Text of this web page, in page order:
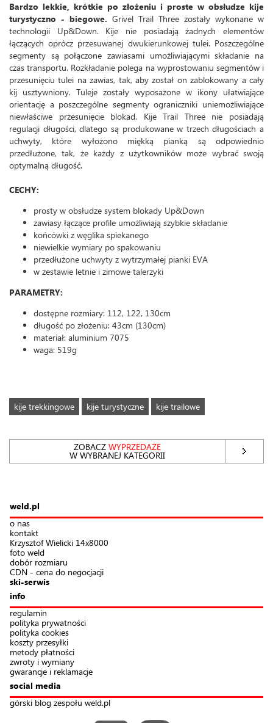
Bardzo lekkie, krótkie po złożeniu i proste w obsłudze kije
turystyczno - biegowe. Grivel Trail Three zostały wykonane w
technologii Up&Down. Kije nie posiadają żadnych elementów
łączących oprócz przesuwanej dwukierunkowej tulei. Poszczególne
segmenty są połączone zawiasami umożliwiającymi składanie na
czas transportu. Rozkładanie polega na wyprostowaniu segmentów i
przesunięciu tulei na zawias, tak, aby został on zablokowany a cały
kij usztywniony. Tuleje zostały wyposażone w ikony ułatwiające
orientację a poszczególne segmenty ograniczniki uniemożliwiające
niewłaściwe przesunięcie blokad. Kije Trail Three nie posiadają
regulacji długości, dlatego są produkowane w trzech długościach a
uchwyty, które wyłożono miękką pianką są odpowiednio
przedłużone, tak, że każdy z użytkowników może wybrać swoją
optymalną długość.
CECHY:
prosty w obsłudze system blokady Up&Down
zawiasy łączące profile umożliwiają szybkie składanie
końcówki z węglika spiekanego
niewielkie wymiary po spakowaniu
przedłużone uchwyty z wytrzymałej pianki EVA
w zestawie letnie i zimowe talerzyki
PARAMETRY:
dostępne rozmiary: 112, 122, 130cm
długość po złożeniu: 43cm (130cm)
materiał: aluminium 7075
waga: 519g
kije trekkingowe kije turystyczne kije trailowe
ZOBACZWYPRZEDAŻE
W WYBRANEJ KATEGORII
weld.pl
o nas
kontakt
Krzysztof Wielicki 14x8000
foto weld
dobór rozmiaru
CDN - cena do negocjacji
ski-serwis
info
regulamin
polityka prywatności
polityka cookies
koszty przesyłki
metody płatności
zwroty i wymiany
gwarancje i reklamacje
social media
górski blog zespołu weld.pl